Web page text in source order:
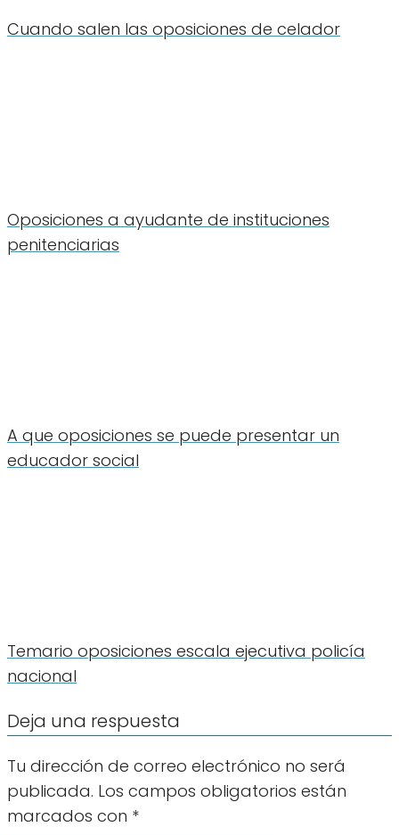
Cuando salen las oposiciones de celador
Oposiciones a ayudante de instituciones
penitenciarias
A que oposiciones se puede presentar un
educador social
Temario oposiciones escala ejecutiva policía
nacional
Deja una respuesta
Tu dirección de correo electrónico no será
publicada. Los campos obligatorios están
marcados con *